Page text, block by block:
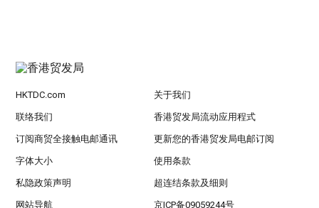
HKTDC.com 关于我们
联络我们 香港贸发局流动应用程式
订阅商贸全接触电邮通讯 更新您的香港贸发局电邮订阅
字体大小 使用条款
私隐政策声明 超连结条款及细则
网站导航 京ICP备09059244号